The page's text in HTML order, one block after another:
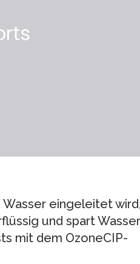
Wasser eingeleitet
und spart
mit dem OzoneCIP-